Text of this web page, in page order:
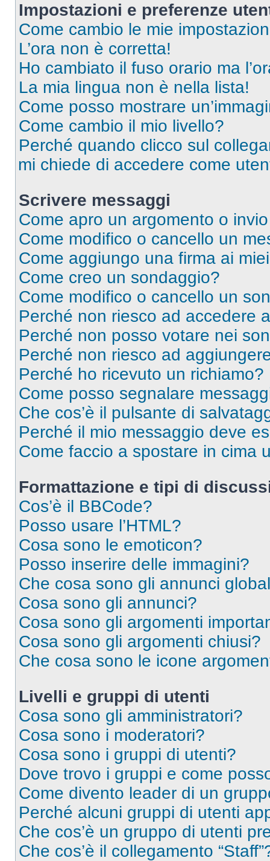
Impostazioni e preferenze
Come cambio le mie
L’ora non è corretta!
Ho cambiato il fuso orario ma
La mia lingua non è nella lista!
Come posso mostrare
Come cambio il mio livello?
Perché quando clicco sul
mi chiede di accedere come
Scrivere messaggi
Come apro un argomento o
Come modifico o cancello un
Come aggiungo una firma ai
Come creo un sondaggio?
Come modifico o cancello un
Perché non riesco ad accedere
Perché non posso votare nei
Perché non riesco ad
Perché ho ricevuto un richiamo?
Come posso segnalare
Che cos’è il pulsante di
Perché il mio messaggio deve
Come faccio a spostare in cima
Formattazione e tipi di
Cos’è il BBCode?
Posso usare l’HTML?
Cosa sono le emoticon?
Posso inserire delle immagini?
Che cosa sono gli annunci
Cosa sono gli annunci?
Cosa sono gli argomenti
Cosa sono gli argomenti chiusi?
Che cosa sono le icone
Livelli e gruppi di utenti
Cosa sono gli amministratori?
Cosa sono i moderatori?
Cosa sono i gruppi di utenti?
Dove trovo i gruppi e come
Come divento leader di un
Perché alcuni gruppi di utenti
Che cos’è un gruppo di utenti
Che cos’è il collegamento